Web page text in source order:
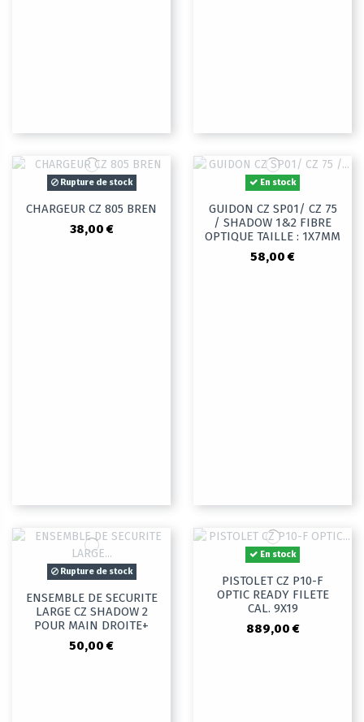
Rupture de stock
CHARGEUR CZ 805 BREN
38,00 €
En stock
GUIDON CZ SP01/ CZ 75
/ SHADOW 1&2 FIBRE
OPTIQUE TAILLE : 1X7MM
58,00 €
Rupture de stock
ENSEMBLE DE SECURITE
LARGE CZ SHADOW 2
POUR MAIN DROITE+
50,00 €
En stock
PISTOLET CZ P10-F
OPTIC READY FILETE
CAL. 9X19
889,00 €